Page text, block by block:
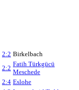
2:2 Birkelbach
2:2
Fatih Türkgücü
Meschede
2:4 Eslohe